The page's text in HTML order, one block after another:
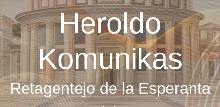
Heroldo
Komunikas
Retagentejo de la Esperanta